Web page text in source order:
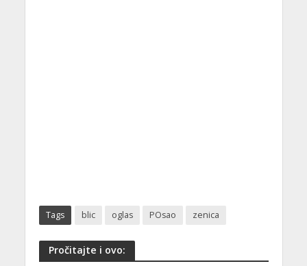
Tags blic oglas POsao zenica
Pročitajte i ovo: